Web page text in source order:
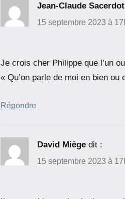
Jean-Claude Sacerdot
15 septembre 2023 à
Je crois cher Philippe que l’un
« Qu’on parle de moi en bien ou
Répondre
David Miège dit :
15 septembre 2023 à